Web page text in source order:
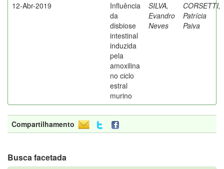
12-Abr-2019
Influência
da
disbiose
intestinal
induzida
pela
amoxilina
no ciclo
estral
murino
SILVA,
Evandro
Neves
CORSETTI,
Patrícia
Paiva
Compartilhamento
Busca facetada